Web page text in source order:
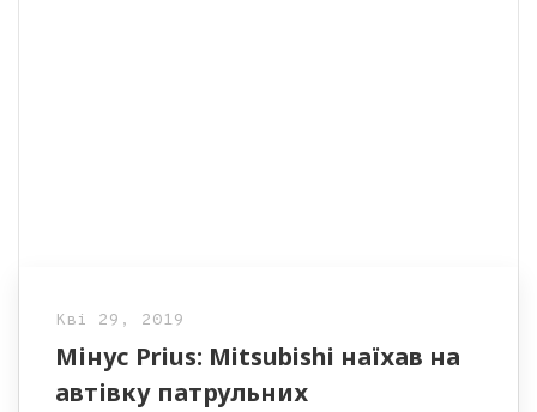
Кві 29, 2019
Мінус Prius: Mitsubishi наїхав на
автівку патрульних